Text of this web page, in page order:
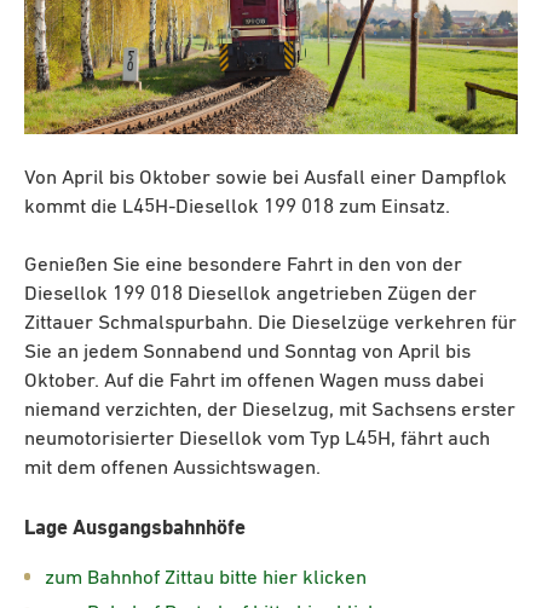
Von April bis Oktober sowie bei Ausfall einer Dampflok
kommt die L45H-Diesellok 199 018 zum Einsatz.
Genießen Sie eine besondere Fahrt in den von der
Diesellok 199 018 Diesellok angetrieben Zügen der
Zittauer Schmalspurbahn. Die Dieselzüge verkehren für
Sie an jedem Sonnabend und Sonntag von April bis
Oktober. Auf die Fahrt im offenen Wagen muss dabei
niemand verzichten, der Dieselzug, mit Sachsens erster
neumotorisierter Diesellok vom Typ L45H, fährt auch
mit dem offenen Aussichtswagen.
Lage Ausgangsbahnhöfe
zum Bahnhof Zittau bitte hier klicken